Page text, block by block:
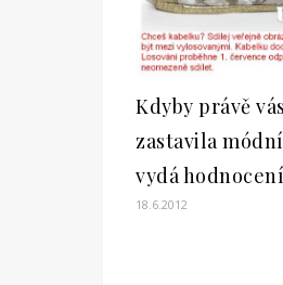
Kdyby právě
zastavila
vydá
18.6.2012